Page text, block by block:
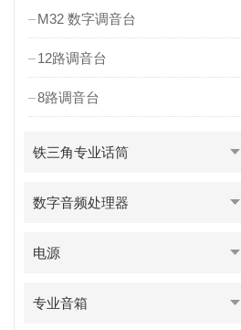
M32 数字调音台
12路调音台
8路调音台
铁三角专业话筒
数字音频处理器
电源
专业音箱